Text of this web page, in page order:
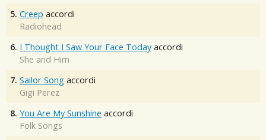
5. Creep accordi
Radiohead
6. I Thought I Saw Your Face Today accordi
She and Him
7. Sailor Song accordi
Gigi Perez
8. You Are My Sunshine accordi
Folk Songs